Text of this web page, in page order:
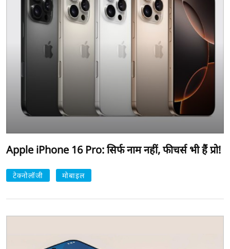
Apple iPhone 16 Pro: सिर्फ नाम नहीं, फीचर्स भी हैं प्रो!
टेक्नोलॉजी मोबाइल